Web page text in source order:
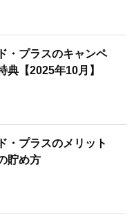
・プラスのキャンペ
典【2025年10月】
・プラスのメリット
貯め方